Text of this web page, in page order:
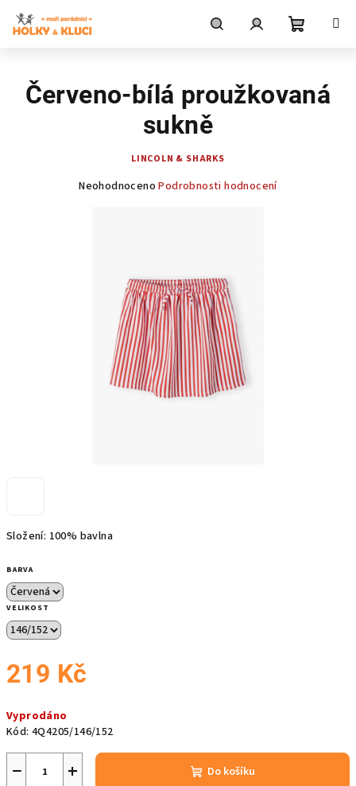
obsah
košík
Složení: 100% bavlna
BARVA
VELIKOST
219 Kč
cena:
Vyprodáno
Kód: 4Q4205/146/152
+
− Do košíku
Červeno-bílá proužkovaná
sukně
LINCOLN & SHARKS
Průměrné
hvězdiček.
Neohodnoceno Podrobnosti hodnocení